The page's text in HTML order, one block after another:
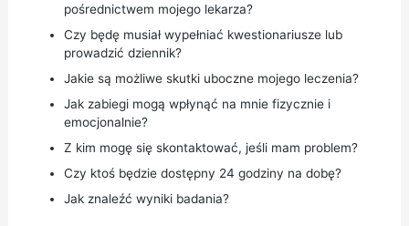
pośrednictwem mojego lekarza?
Czy będę musiał wypełniać kwestionariusze lub
prowadzić dziennik?
Jakie są możliwe skutki uboczne mojego leczenia?
Jak zabiegi mogą wpłynąć na mnie fizycznie i
emocjonalnie?
Z kim mogę się skontaktować, jeśli mam problem?
Czy ktoś będzie dostępny 24 godziny na dobę?
Jak znaleźć wyniki badania?